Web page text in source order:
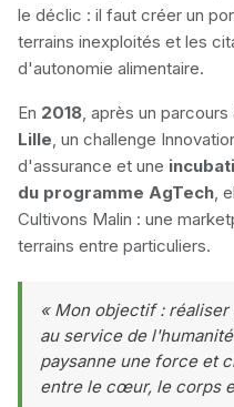
le déclic : il faut créer un
terrains inexploités et les
d'autonomie alimentaire.
En 2018, après un parcours
Lille, un challenge
d'assurance et une
du programme AgTech,
Cultivons Malin : une
terrains entre particuliers.
« Mon objectif :
au service de
paysanne une force et
entre le cœur, le corps